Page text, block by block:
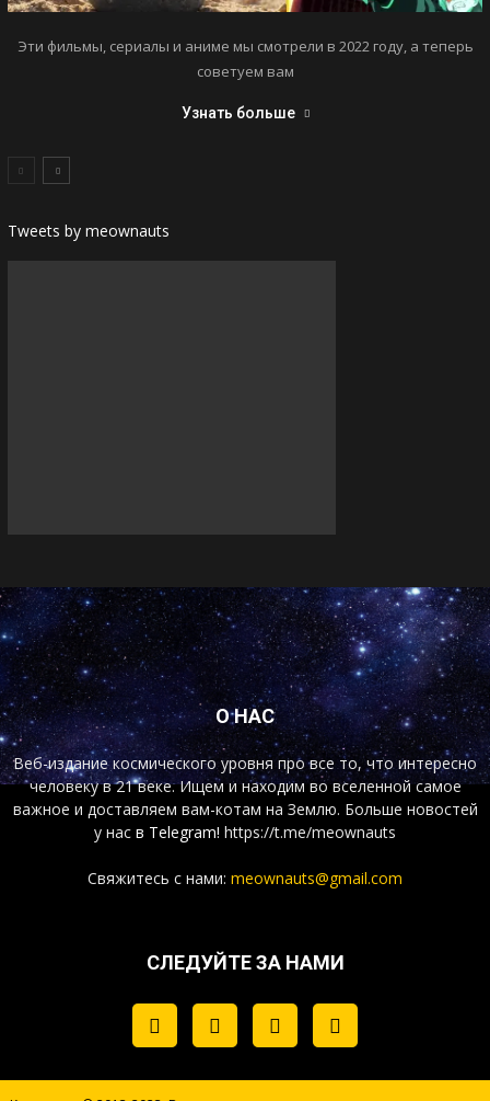
Эти фильмы, сериалы и аниме мы смотрели в 2022 году, а теперь
советуем вам
Узнать больше
Tweets by meownauts
О НАС
Веб-издание космического уровня про все то, что интересно
человеку в 21 веке. Ищем и находим во вселенной самое
важное и доставляем вам-котам на Землю. Больше новостей
у нас в Telegram! https://t.me/meownauts
Свяжитесь с нами: meownauts@gmail.com
СЛЕДУЙТЕ ЗА НАМИ